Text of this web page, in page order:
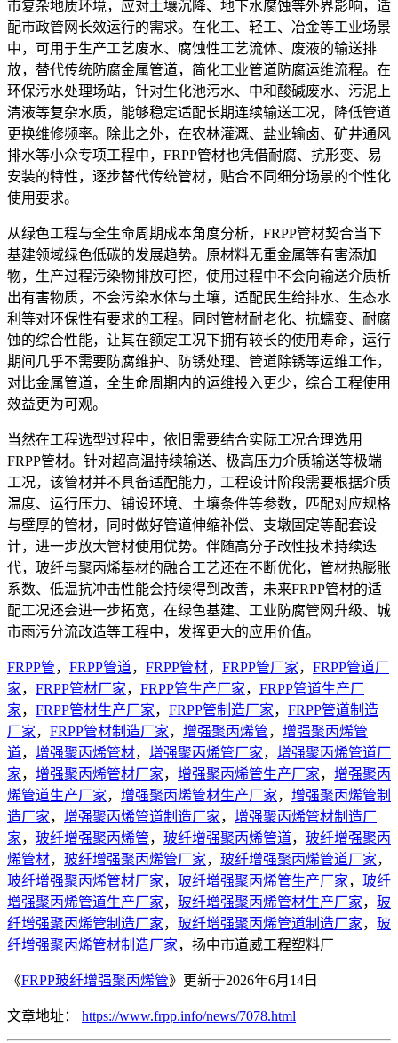
市复杂地质环境，应对土壤沉降、地下水腐蚀等外界影响，适
配市政管网长效运行的需求。在化工、轻工、冶金等工业场景
中，可用于生产工艺废水、腐蚀性工艺流体、废液的输送排
放，替代传统防腐金属管道，简化工业管道防腐运维流程。在
环保污水处理场站，针对生化池污水、中和酸碱废水、污泥上
清液等复杂水质，能够稳定适配长期连续输送工况，降低管道
更换维修频率。除此之外，在农林灌溉、盐业输卤、矿井通风
排水等小众专项工程中，FRPP管材也凭借耐腐、抗形变、易
安装的特性，逐步替代传统管材，贴合不同细分场景的个性化
使用要求。
从绿色工程与全生命周期成本角度分析，FRPP管材契合当下
基建领域绿色低碳的发展趋势。原材料无重金属等有害添加
物，生产过程污染物排放可控，使用过程中不会向输送介质析
出有害物质，不会污染水体与土壤，适配民生给排水、生态水
利等对环保性有要求的工程。同时管材耐老化、抗蠕变、耐腐
蚀的综合性能，让其在额定工况下拥有较长的使用寿命，运行
期间几乎不需要防腐维护、防锈处理、管道除锈等运维工作，
对比金属管道，全生命周期内的运维投入更少，综合工程使用
效益更为可观。
当然在工程选型过程中，依旧需要结合实际工况合理选用
FRPP管材。针对超高温持续输送、极高压力介质输送等极端
工况，该管材并不具备适配能力，工程设计阶段需要根据介质
温度、运行压力、铺设环境、土壤条件等参数，匹配对应规格
与壁厚的管材，同时做好管道伸缩补偿、支墩固定等配套设
计，进一步放大管材使用优势。伴随高分子改性技术持续迭
代，玻纤与聚丙烯基材的融合工艺还在不断优化，管材热膨胀
系数、低温抗冲击性能会持续得到改善，未来FRPP管材的适
配工况还会进一步拓宽，在绿色基建、工业防腐管网升级、城
市雨污分流改造等工程中，发挥更大的应用价值。
FRPP管， FRPP管道， FRPP管材， FRPP管厂家， FRPP管道厂
家， FRPP管材厂家， FRPP管生产厂家， FRPP管道生产厂
家， FRPP管材生产厂家， FRPP管制造厂家， FRPP管道制造
厂家， FRPP管材制造厂家， 增强聚丙烯管， 增强聚丙烯管
道， 增强聚丙烯管材， 增强聚丙烯管厂家， 增强聚丙烯管道厂
家， 增强聚丙烯管材厂家， 增强聚丙烯管生产厂家， 增强聚丙
烯管道生产厂家， 增强聚丙烯管材生产厂家， 增强聚丙烯管制
造厂家， 增强聚丙烯管道制造厂家， 增强聚丙烯管材制造厂
家， 玻纤增强聚丙烯管， 玻纤增强聚丙烯管道， 玻纤增强聚丙
烯管材， 玻纤增强聚丙烯管厂家， 玻纤增强聚丙烯管道厂家，
玻纤增强聚丙烯管材厂家， 玻纤增强聚丙烯管生产厂家， 玻纤
增强聚丙烯管道生产厂家， 玻纤增强聚丙烯管材生产厂家， 玻
纤增强聚丙烯管制造厂家， 玻纤增强聚丙烯管道制造厂家， 玻
纤增强聚丙烯管材制造厂家，扬中市道威工程塑料厂
《FRPP玻纤增强聚丙烯管》更新于2026年6月14日
文章地址： https://www.frpp.info/news/7078.html